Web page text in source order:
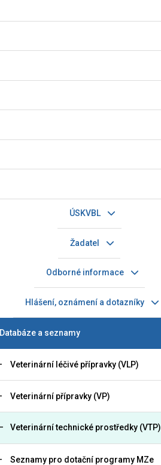
ÚSKVBL
Žadatel
Odborné informace
Hlášení, oznámení a dotazníky
Databáze a seznamy
Veterinární léčivé přípravky (VLP)
Veterinární přípravky (VP)
Veterinární technické prostředky (VTP)
Seznamy pro dotační programy MZe